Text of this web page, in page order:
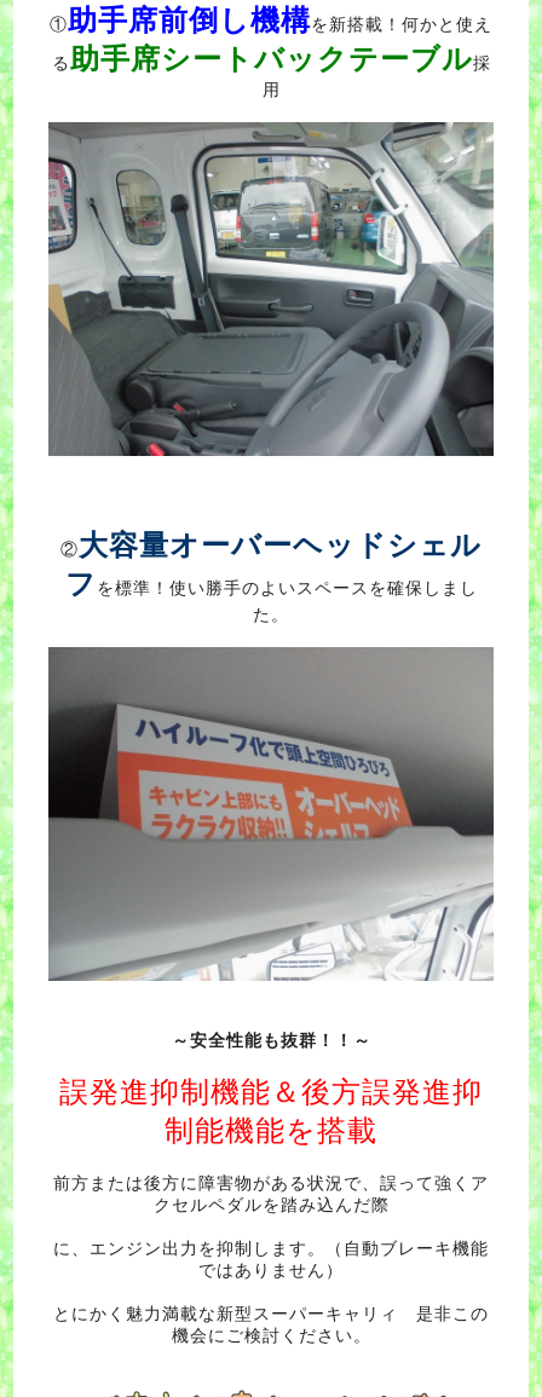
①助手席前倒し機構を新搭載！何かと使え
る助手席シートバックテーブル採
用
②大容量オーバーヘッドシェル
フ を標準！使い勝手のよいスペースを確保しまし
た。
～安全性能も抜群！！～
誤発進抑制機能＆後方誤発進抑
制能機能を搭載
前方または後方に障害物がある状況で、誤って強くア
クセルペダルを踏み込んだ際
に、エンジン出力を抑制します。（自動ブレーキ機能
ではありません）
とにかく魅力満載な新型スーパーキャリィ 是非この
機会にご検討ください。